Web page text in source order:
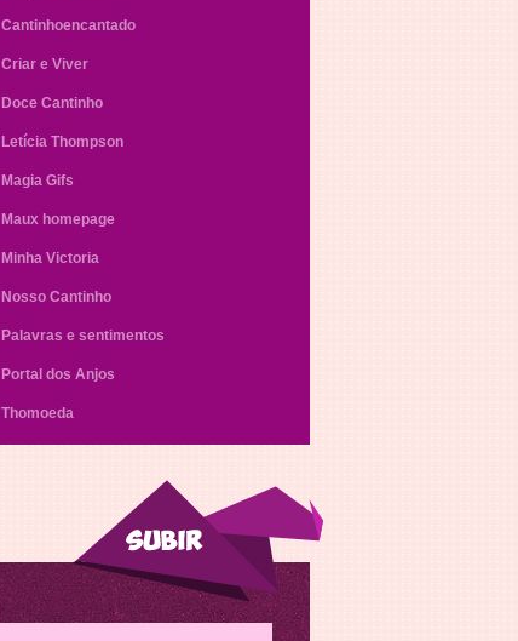
Cantinhoencantado
Criar e Viver
Doce Cantinho
Letícia Thompson
Magia Gifs
Maux homepage
Minha Victoria
Nosso Cantinho
Palavras e sentimentos
Portal dos Anjos
Thomoeda